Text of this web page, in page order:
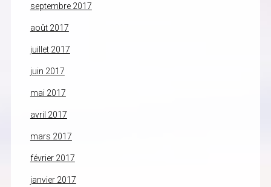
septembre 2017
août 2017
juillet 2017
juin 2017
mai 2017
avril 2017
mars 2017
février 2017
janvier 2017